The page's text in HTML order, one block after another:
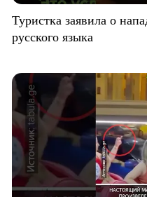
Туристка заявила о
русского языка